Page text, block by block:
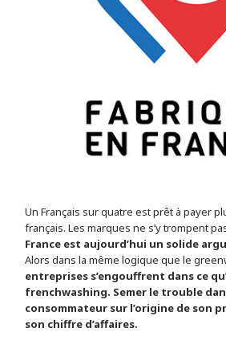
Un Français sur quatre est prêt à payer
français. Les marques ne s’y trompent
France est aujourd’hui un solide
Alors dans la même logique que le
entreprises s’engouffrent dans ce
frenchwashing. Semer le trouble
consommateur sur l’origine de son
son chiffre d’affaires.